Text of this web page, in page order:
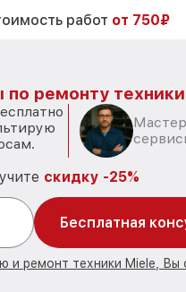
работ от 750₽
по ремонту
скидку -25%
Бесплатная
и ремонт техники Miele, Вы